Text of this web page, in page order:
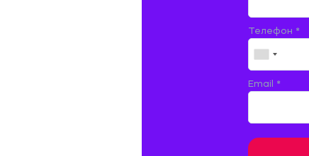
Телефон *
Email *